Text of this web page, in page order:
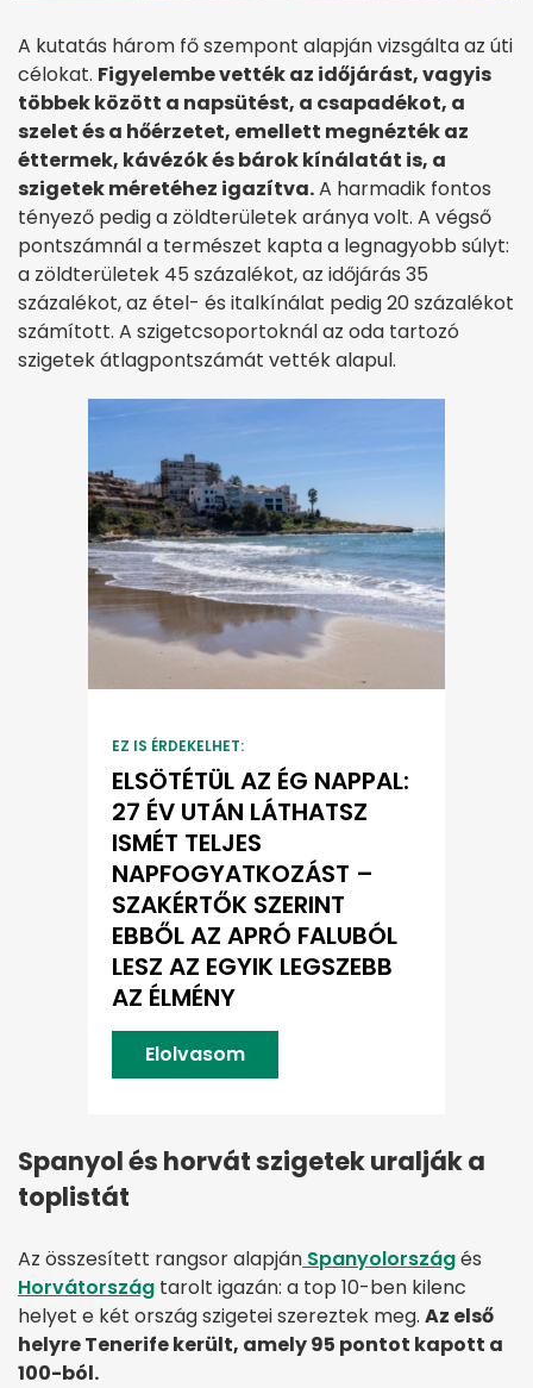
A kutatás három fő szempont alapján vizsgálta az úti
célokat. Figyelembe vették az időjárást, vagyis
többek között a napsütést, a csapadékot, a
szelet és a hőérzetet, emellett megnézték az
éttermek, kávézók és bárok kínálatát is, a
szigetek méretéhez igazítva.A harmadik fontos
tényező pedig a zöldterületek aránya volt. A végső
pontszámnál a természet kapta a legnagyobb súlyt:
a zöldterületek 45 százalékot, az időjárás 35
százalékot, az étel- és italkínálat pedig 20 százalékot
számított. A szigetcsoportoknál az oda tartozó
szigetek átlagpontszámát vették alapul.
EZ IS ÉRDEKELHET:
ELSÖTÉTÜL AZ ÉG NAPPAL:
27 ÉV UTÁN LÁTHATSZ
ISMÉT TELJES
NAPFOGYATKOZÁST –
SZAKÉRTŐK SZERINT
EBBŐL AZ APRÓ FALUBÓL
LESZ AZ EGYIK LEGSZEBB
AZ ÉLMÉNY
Elolvasom
Spanyol és horvát szigetek uralják a
toplistát
Az összesített rangsor alapján Spanyolországés
Horvátország tarolt igazán: a top 10-ben kilenc
helyet e két ország szigetei szereztek meg. Az első
helyre Tenerife került, amely 95 pontot kapott a
100-ból.